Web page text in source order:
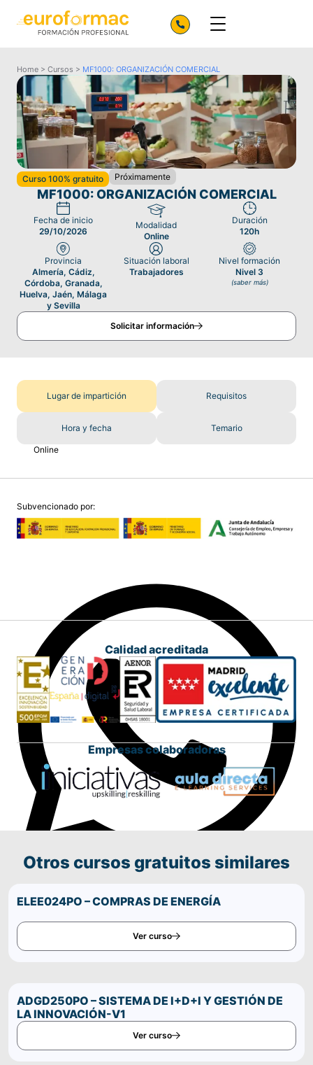
Home > Cursos > MF1000: ORGANIZACIÓN COMERCIAL
Curso 100% gratuito Próximamente
MF1000: ORGANIZACIÓN COMERCIAL
Fecha de inicio
29/10/2026
Modalidad
Online
Duración
120h
Provincia
Almería, Cádiz,
Córdoba, Granada,
Huelva, Jaén, Málaga
y Sevilla
Situación laboral
Trabajadores
Nivel formación
Nivel 3
(saber más)
Solicitar información
Lugar de impartición Requisitos
Hora y fecha Temario
Online
Subvencionado por:
Calidad acreditada
Empresas colaboradoras
Otros cursos gratuitos similares
ELEE024PO – COMPRAS DE ENERGÍA
Ver curso
ADGD250PO – SISTEMA DE I+D+I Y GESTIÓN DE
LA INNOVACIÓN-V1
Ver curso